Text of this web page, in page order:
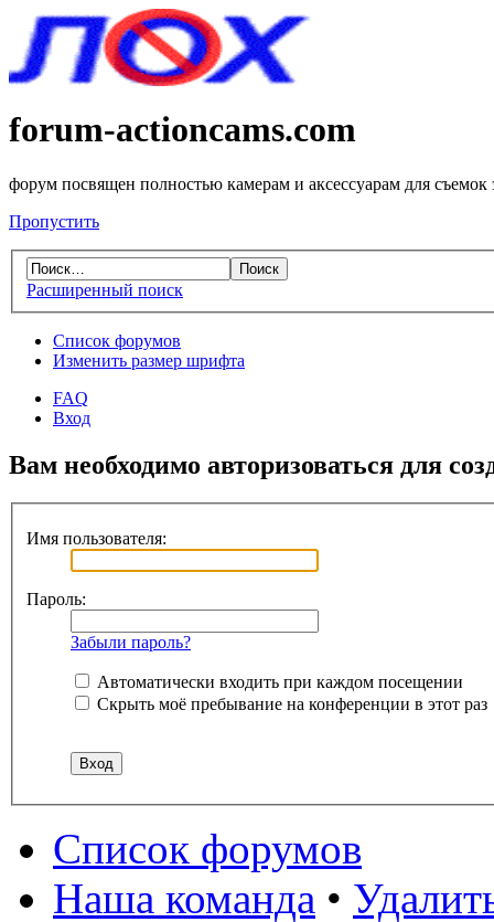
forum-actioncams.com
форум посвящен полностью камерам и аксессуарам для съемок
Пропустить
Расширенный поиск
Список форумов
Изменить размер шрифта
FAQ
Вход
Вам необходимо авторизоваться для
Имя пользователя:
Пароль:
Забыли пароль?
Автоматически входить при каждом посещении
Скрыть моё пребывание на конференции в этот раз
Список форумов
Наша команда •